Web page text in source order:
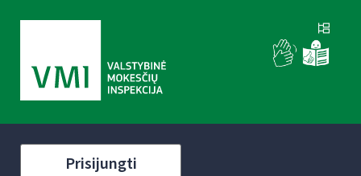
Prisijungti